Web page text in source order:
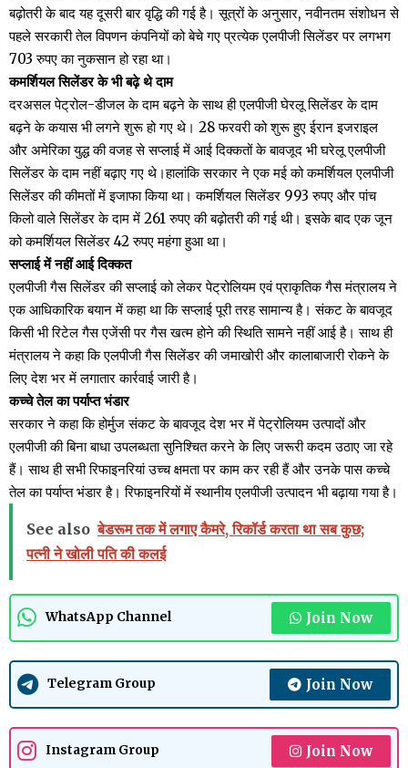
बढ़ोतरी के बाद यह दूसरी बार वृद्धि की गई है। सूत्रों के अनुसार, नवीनतम संशोधन से
पहले सरकारी तेल विपणन कंपनियों को बेचे गए प्रत्येक एलपीजी सिलेंडर पर लगभग
703 रुपए का नुकसान हो रहा था।
कमर्शियल सिलेंडर के भी बढ़े थे दाम
दरअसल पेट्रोल-डीजल के दाम बढ़ने के साथ ही एलपीजी घेरलू सिलेंडर के दाम
बढ़ने के कयास भी लगने शुरू हो गए थे। 28 फरवरी को शुरू हुए ईरान इजराइल
और अमेरिका युद्ध की वजह से सप्लाई में आई दिक्कतों के बावजूद भी घरेलू एलपीजी
सिलेंडर के दाम नहीं बढ़ाए गए थे।हालांकि सरकार ने एक मई को कमर्शियल एलपीजी
सिलेंडर की कीमतों में इजाफा किया था। कमर्शियल सिलेंडर 993 रुपए और पांच
किलो वाले सिलेंडर के दाम में 261 रुपए की बढ़ोतरी की गई थी। इसके बाद एक जून
को कमर्शियल सिलेंडर 42 रुपए महंगा हुआ था।
सप्लाई में नहीं आई दिक्कत
एलपीजी गैस सिलेंडर की सप्लाई को लेकर पेट्रोलियम एवं प्राकृतिक गैस मंत्रालय ने
एक आधिकारिक बयान में कहा था कि सप्लाई पूरी तरह सामान्य है। संकट के बावजूद
किसी भी रिटेल गैस एजेंसी पर गैस खत्म होने की स्थिति सामने नहीं आई है। साथ ही
मंत्रालय ने कहा कि एलपीजी गैस सिलेंडर की जमाखोरी और कालाबाजारी रोकने के
लिए देश भर में लगातार कार्रवाई जारी है।
कच्चे तेल का पर्याप्त भंडार
सरकार ने कहा कि होर्मुज संकट के बावजूद देश भर में पेट्रोलियम उत्पादों और
एलपीजी की बिना बाधा उपलब्धता सुनिश्चित करने के लिए जरूरी कदम उठाए जा रहे
हैं। साथ ही सभी रिफाइनरियां उच्च क्षमता पर काम कर रही हैं और उनके पास कच्चे
तेल का पर्याप्त भंडार है। रिफाइनरियों में स्थानीय एलपीजी उत्पादन भी बढ़ाया गया है।
See also बेडरूम तक में लगाए कैमरे, रिकॉर्ड करता था सब कुछ;
पत्नी ने खोली पति की कलई
WhatsApp Channel Join Now
Telegram Group Join Now
Instagram Group Join Now